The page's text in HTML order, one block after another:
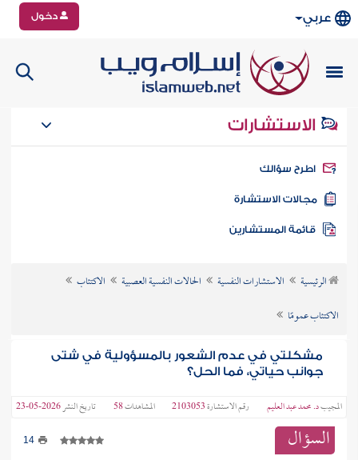
عربي دخول
الاستشارات
سؤالك
الاستشارة
الرئيسية الاستشارات النفسية الحالات النفسية العصبية
الاكتئاب
الاكتئاب عمومًا
مشكلتي في عدم الشعور بالمسؤولية في شتى
جوانب حياتي، فما الحل؟
المجيبد. محمد عبد العليم رقم الاستشارة2103053 المشاهدات58 تاريخ النشر2026-05-23
السؤال 14